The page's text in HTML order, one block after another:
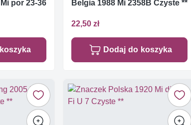
por 23-36
Belgia 1988 Mi 2358B Czyste **
22,50 zł
Dodaj do koszyka